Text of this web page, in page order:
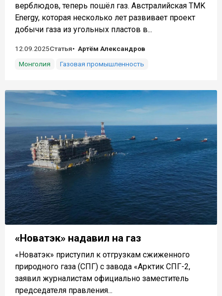
верблюдов, теперь пошёл газ. Австралийская TMK
Energy, которая несколько лет развивает проект
добычи газа из угольных пластов в...
12.09.2025Статья
Артём Александров
Монголия
Газовая промышленность
«Новатэк» надавил на газ
«Новатэк» приступил к отгрузкам сжиженного
природного газа (СПГ) с завода «Арктик СПГ-2,
заявил журналистам официально заместитель
председателя правления...